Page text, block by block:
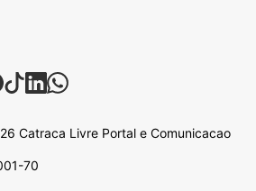
Pinterest
TiktokLinkedin
Whatsapp
Catraca Livre Portal e Comunicacao
70